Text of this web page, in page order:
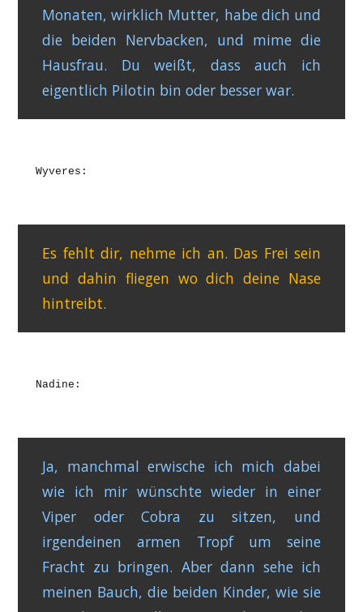
Monaten, wirklich Mutter, habe dich und
die beiden Nervbacken, und mime die
Hausfrau. Du weißt, dass auch ich
eigentlich Pilotin bin oder besser war.
Wyveres:
Es fehlt dir, nehme ich an. Das Frei sein
und dahin fliegen wo dich deine Nase
hintreibt.
Nadine:
Ja, manchmal erwische ich mich dabei
wie ich mir wünschte wieder in einer
Viper oder Cobra zu sitzen, und
irgendeinen armen Tropf um seine
Fracht zu bringen. Aber dann sehe ich
meinen Bauch, die beiden Kinder, wie sie